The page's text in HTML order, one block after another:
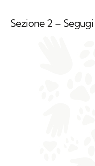
Sezione 2 –